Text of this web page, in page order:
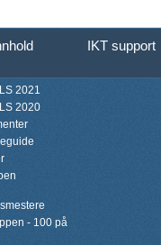
IKT support
2021
2020
- 100 på